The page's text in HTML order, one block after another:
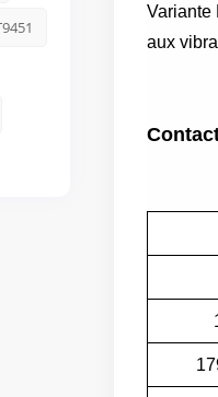
Variante
aux